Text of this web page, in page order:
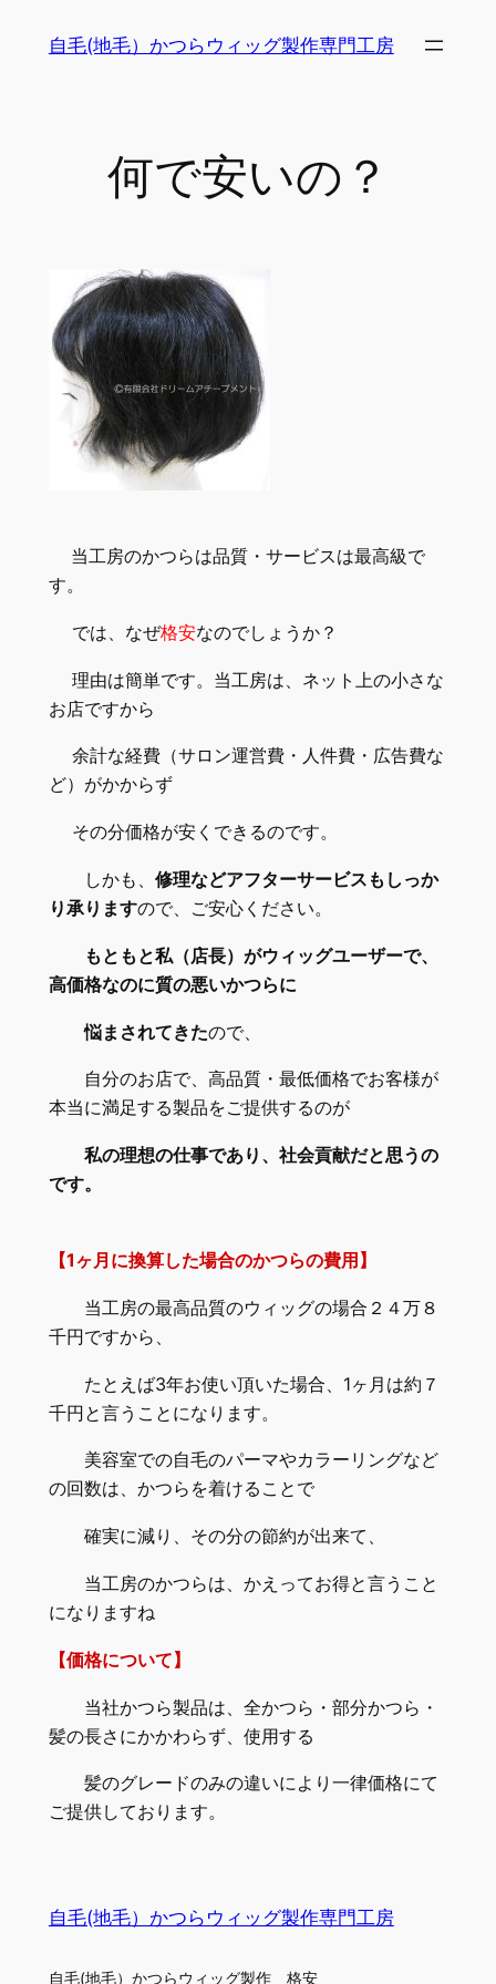
自毛(地毛）かつらウィッグ製作専門工房
何で安いの？
当工房のかつらは品質・サービスは最高級で
す。
では、なぜ格安なのでしょうか？
理由は簡単です。当工房は、ネット上の小さな
お店ですから
余計な経費（サロン運営費・人件費・広告費な
ど）がかからず
その分価格が安くできるのです。
しかも、 修理などアフターサービスもしっか
り承りますので、ご安心ください。
もともと私（店長）がウィッグユーザーで、
高価格なのに質の悪いかつらに
悩まされてきたので、
自分のお店で、高品質・最低価格でお客様が
本当に満足する製品をご提供するのが
私の理想の仕事であり、社会貢献だと思うの
です。
【1ヶ月に換算した場合のかつらの費用】
当工房の最高品質のウィッグの場合２４万８
千円ですから、
たとえば3年お使い頂いた場合、1ヶ月は約７
千円と言うことになります。
美容室での自毛のパーマやカラーリングなど
の回数は、かつらを着けることで
確実に減り、その分の節約が出来て、
当工房のかつらは、かえってお得と言うこと
になりますね
【価格について】
当社かつら製品は、全かつら・部分かつら・
髪の長さにかかわらず、使用する
髪のグレードのみの違いにより一律価格にて
ご提供しております。
自毛(地毛）かつらウィッグ製作専門工房
自毛(地毛）かつらウィッグ製作 格安